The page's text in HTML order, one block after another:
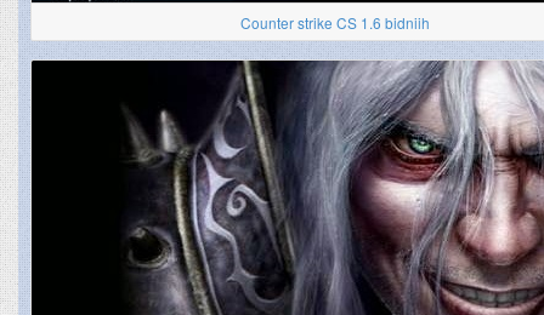
Counter strike CS 1.6 bidniih